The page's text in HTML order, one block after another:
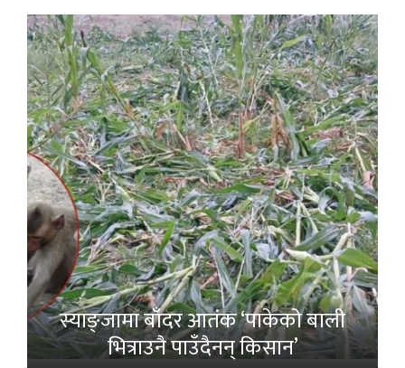
स्याङ्जामा बाँदर आतंक ‘पाकेको बाली
भित्राउनै पाउँदैनन् किसान’